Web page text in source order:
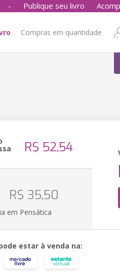
- Publique seu livro
Compras em quantidade
R$ 52,54
R$ 35,50
em Pensática
estar à venda na: